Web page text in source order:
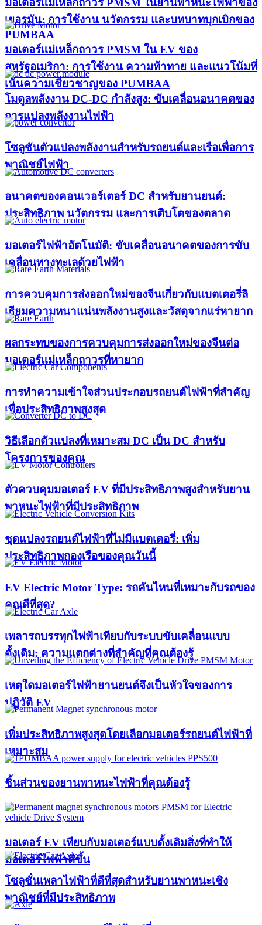
มอเตอร์แม่เหล็กถาวร PMSM ในยานพาหนะไฟฟ้าของ
เยอรมัน: การใช้งาน นวัตกรรม และบทบาทบุกเบิกของ
PUMBAA​
มอเตอร์แม่เหล็กถาวร PMSM ใน EV ของ
สหรัฐอเมริกา: การใช้งาน ความท้าทาย และแนวโน้มที่
เน้นความเชี่ยวชาญของ PUMBAA​
โมดูลพลังงาน DC-DC กำลังสูง: ขับเคลื่อนอนาคตของ
การแปลงพลังงานไฟฟ้า
โซลูชันตัวแปลงพลังงานสำหรับรถยนต์และเรือเพื่อการ
พาณิชย์ไฟฟ้า
อนาคตของคอนเวอร์เตอร์ DC สำหรับยานยนต์:
ประสิทธิภาพ นวัตกรรม และการเติบโตของตลาด
มอเตอร์ไฟฟ้าอัตโนมัติ: ขับเคลื่อนอนาคตของการขับ
เคลื่อนทางทะเลด้วยไฟฟ้า
การควบคุมการส่งออกใหม่ของจีนเกี่ยวกับแบตเตอรี่ลิ
เธียมความหนาแน่นพลังงานสูงและวัสดุจากแร่หายาก
ผลกระทบของการควบคุมการส่งออกใหม่ของจีนต่อ
มอเตอร์แม่เหล็กถาวรที่หายาก
การทำความเข้าใจส่วนประกอบรถยนต์ไฟฟ้าที่สำคัญ
เพื่อประสิทธิภาพสูงสุด
วิธีเลือกตัวแปลงที่เหมาะสม DC เป็น DC สำหรับ
โครงการของคุณ
ตัวควบคุมมอเตอร์ EV ที่มีประสิทธิภาพสูงสำหรับยาน
พาหนะไฟฟ้าที่มีประสิทธิภาพ
ชุดแปลงรถยนต์ไฟฟ้าที่ไม่มีแบตเตอรี่: เพิ่ม
ประสิทธิภาพกองเรือของคุณวันนี้
EV Electric Motor Type: รถคันไหนที่เหมาะกับรถของ
คุณดีที่สุด?
เพลารถบรรทุกไฟฟ้าเทียบกับระบบขับเคลื่อนแบบ
ดั้งเดิม: ความแตกต่างที่สำคัญที่คุณต้องรู้
เหตุใดมอเตอร์ไฟฟ้ายานยนต์จึงเป็นหัวใจของการ
ปฏิวัติ EV
เพิ่มประสิทธิภาพสูงสุดโดยเลือกมอเตอร์รถยนต์ไฟฟ้าที่
เหมาะสม
ชิ้นส่วนของยานพาหนะไฟฟ้าที่คุณต้องรู้
มอเตอร์ EV เทียบกับมอเตอร์แบบดั้งเดิมสิ่งที่ทำให้
มอเตอร์ไฟฟ้าดีขึ้น
โซลูชั่นเพลาไฟฟ้าที่ดีที่สุดสำหรับยานพาหนะเชิง
พาณิชย์ที่มีประสิทธิภาพ